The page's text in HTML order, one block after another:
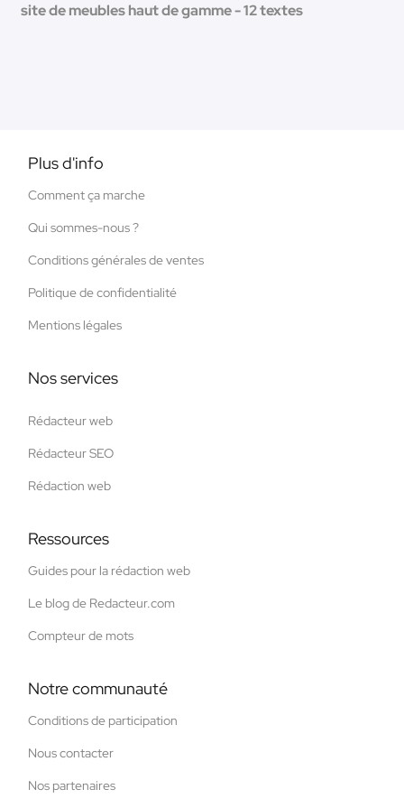
site de meubles haut de gamme - 12 textes
Plus d'info
Comment ça marche
Qui sommes-nous ?
Conditions générales de ventes
Politique de confidentialité
Mentions légales
Nos services
Rédacteur web
Rédacteur SEO
Rédaction web
Ressources
Guides pour la rédaction web
Le blog de Redacteur.com
Compteur de mots
Notre communauté
Conditions de participation
Nous contacter
Nos partenaires